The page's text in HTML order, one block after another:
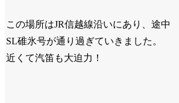
この場所はJR信越線沿いにあり、途中
SL碓氷号が通り過ぎていきました。
近くて汽笛も大迫力！